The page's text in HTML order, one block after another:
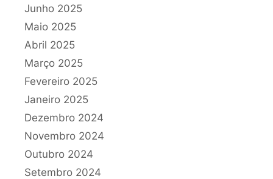
Junho 2025
Maio 2025
Abril 2025
Março 2025
Fevereiro 2025
Janeiro 2025
Dezembro 2024
Novembro 2024
Outubro 2024
Setembro 2024